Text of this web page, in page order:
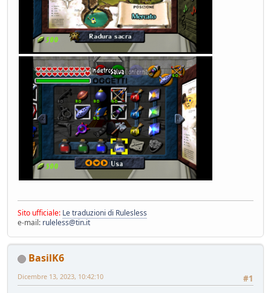
Sito ufficiale: Le traduzioni di Rulesless
e-mail: ruleless@tin.it
BasilK6
#1
Dicembre 13, 2023, 10:42:10